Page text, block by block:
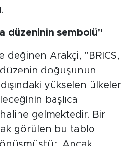
düzeninin sembolü"
değinen Arakçi, "BRICS,
doğuşunun
yükselen ülkeler
başlıca
gelmektedir. Bir
görülen bu tablo